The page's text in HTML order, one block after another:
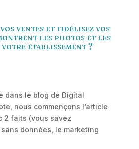
ventes et fidélisez vos
les photos et les
votre établissement ?
dans le blog de Digital
nous commençons l’article
2 faits (vous savez
données, le marketing